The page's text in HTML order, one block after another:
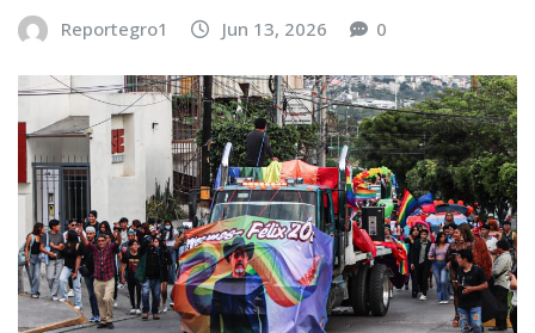
Reportegro1 Jun 13, 2026 0